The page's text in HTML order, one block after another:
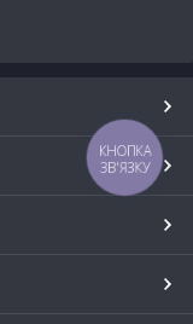
КНОПКА
ЗВ'ЯЗКУ